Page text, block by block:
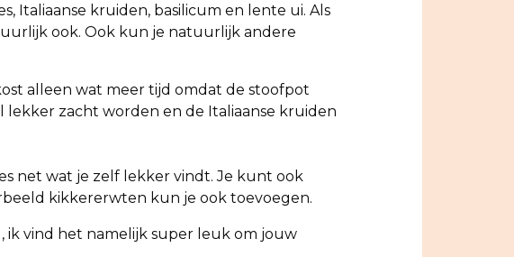
Italiaanse kruiden, basilicum en lente ui. Als
ook. Ook kun je natuurlijk andere
alleen wat meer tijd omdat de stoofpot
zacht worden en de Italiaanse kruiden
net wat je zelf lekker vindt. Je kunt ook
kikkererwten kun je ook toevoegen.
, ik vind het namelijk super leuk om jouw